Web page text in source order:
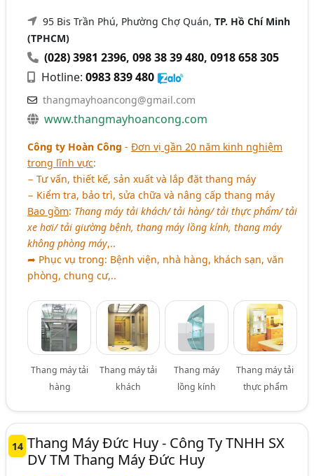
95 Bis Trần Phú, Phường Chợ Quán,TP. Hồ Chí Minh
(TPHCM)
(028) 3981 2396,098 38 39 480,0918 658 305
Hotline:0983 839 480
thangmayhoancong@gmail.com
www.thangmayhoancong.com
Công ty Hoàn Công -Đơn vị gần 20 năm kinh nghiệm
trong lĩnh vực:
− Tư vấn, thiết kế, sản xuất và lắp đặt thang máy
− Kiểm tra, bảo trì, sửa chữa và nâng cấp thang máy
Bao gồm: Thang máy tải khách/ tải hàng/ tải thực phẩm/ tải
xe hơi/ tải giường bệnh, thang máy lồng kính, thang máy
không phòng máy,..
➦ Phục vụ trong: Bệnh viện, nhà hàng, khách sạn, văn
phòng, chung cư,..
Thang máy tải
hàng
Thang máy tải
khách
Thang máy
lồng kính
Thang máy tải
thực phẩm
14 Thang Máy Đức Huy - Công Ty TNHH SX
DV TM Thang Máy Đức Huy